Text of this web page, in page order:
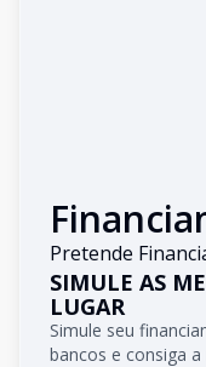
Pretende
SIMULE AS
LUGAR
Simule seu
bancos e consiga